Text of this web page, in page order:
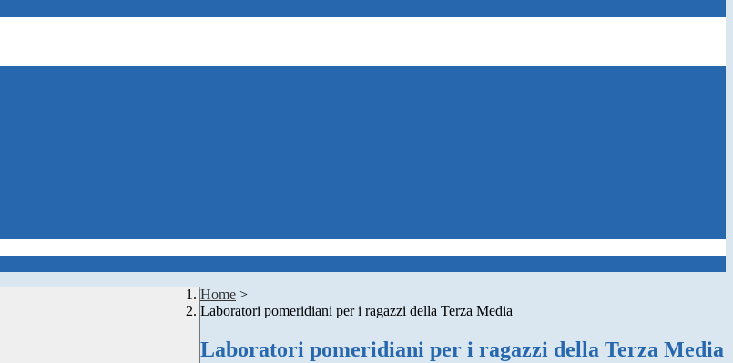
Home >
Laboratori pomeridiani per i ragazzi della Terza Media
Laboratori pomeridiani per i ragazzi della Terza Media